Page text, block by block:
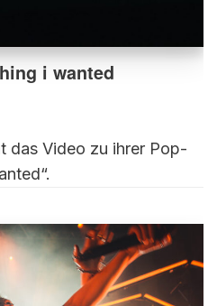
i wanted
das Video zu ihrer Pop-